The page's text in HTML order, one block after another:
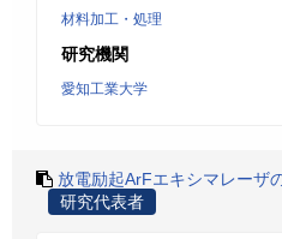
材料加工・処理
研究機関
愛知工業大学
放電励起ArFエキシマレーザ
研究代表者